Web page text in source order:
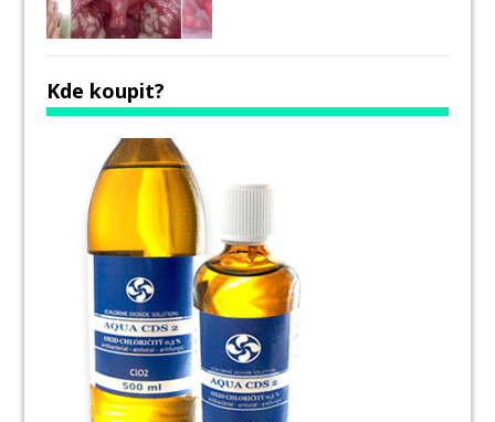
Kde koupit?